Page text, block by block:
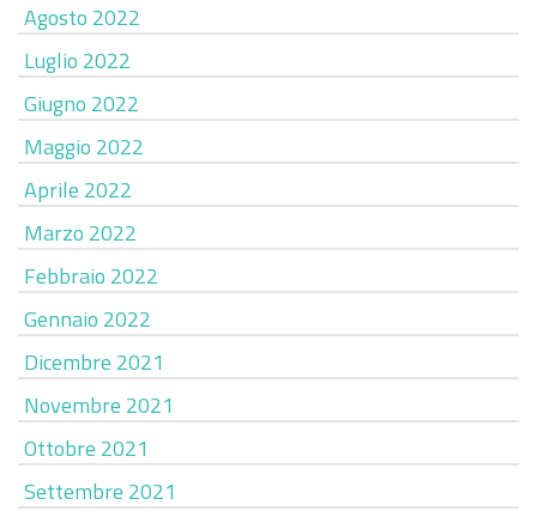
Agosto 2022
Luglio 2022
Giugno 2022
Maggio 2022
Aprile 2022
Marzo 2022
Febbraio 2022
Gennaio 2022
Dicembre 2021
Novembre 2021
Ottobre 2021
Settembre 2021